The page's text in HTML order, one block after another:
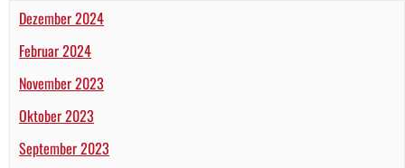
Dezember 2024
Februar 2024
November 2023
Oktober 2023
September 2023